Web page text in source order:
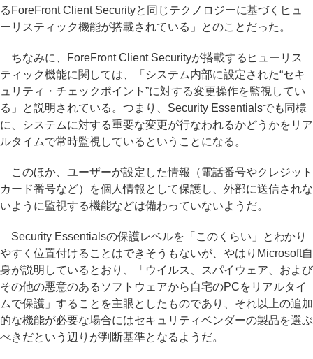
るForeFront Client Securityと同じテクノロジーに基づくヒュ
ーリスティック機能が搭載されている」とのことだった。
ちなみに、ForeFront Client Securityが搭載するヒューリス
ティック機能に関しては、「システム内部に設定された“セキ
ュリティ・チェックポイント”に対する変更操作を監視してい
る」と説明されている。つまり、Security Essentialsでも同様
に、システムに対する重要な変更が行なわれるかどうかをリア
ルタイムで常時監視しているということになる。
このほか、ユーザーが設定した情報（電話番号やクレジット
カード番号など）を個人情報として保護し、外部に送信されな
いように監視する機能などは備わっていないようだ。
Security Essentialsの保護レベルを「このくらい」とわかり
やすく位置付けることはできそうもないが、やはりMicrosoft自
身が説明しているとおり、「ウイルス、スパイウェア、および
その他の悪意のあるソフトウェアから自宅のPCをリアルタイ
ムで保護」することを主眼としたものであり、それ以上の追加
的な機能が必要な場合にはセキュリティベンダーの製品を選ぶ
べきだという辺りが判断基準となるようだ。